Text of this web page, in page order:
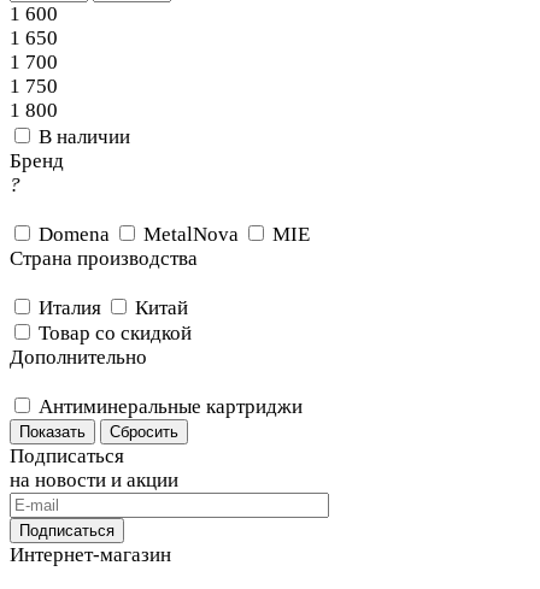
1 600
1 650
1 700
1 750
1 800
В наличии
Бренд
?
Domena MetalNova
MIE
Страна производства
Италия
Китай
Товар со скидкой
Дополнительно
Антиминеральные картриджи
Сбросить
Подписаться
на новости и акции
Подписаться
Интернет-магазин